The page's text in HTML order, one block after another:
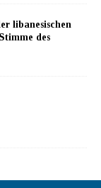
libanesischen
des